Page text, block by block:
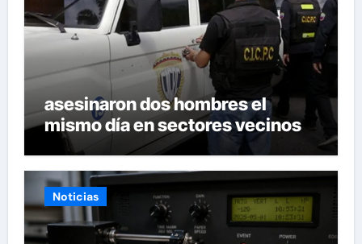
asesinaron dos hombres el
mismo día en sectores vecinos
Noticias